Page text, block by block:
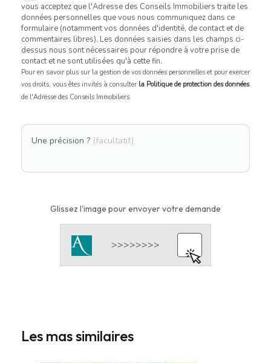
vous acceptez que l'Adresse des Conseils Immobiliers traite les
données personnelles que vous nous communiquez dans ce
formulaire (notamment vos données d'identité, de contact et de
commentaires libres). Les données saisies dans les champs ci-
dessus nous sont nécessaires pour répondre à votre prise de
contact et ne sont utilisées qu'à cette fin.
Pour en savoir plus sur la gestion de vos données personnelles et pour exercer
vos droits, vous êtes invités à consulter la Politique de protection des données
de l'Adresse des Conseils Immobiliers.
Une précision ? (facultatif)
Glissez l'image pour envoyer votre demande
Les mas similaires